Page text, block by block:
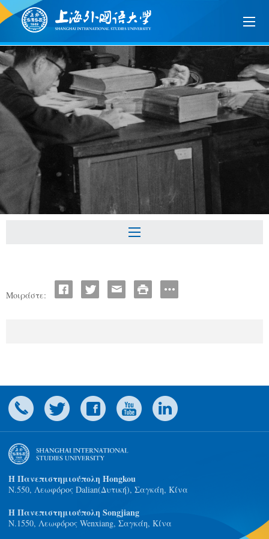
Μοιράστε:
Η Πανεπιστημιούπολη Hongkou
N.550, Λεωφόρος Dalian(Δυτική), Σαγκάη, Κίνα
Η Πανεπιστημιούπολη Songjiang
Ν.1550, Λεωφόρος Wenxiang, Σαγκάη, Κίνα